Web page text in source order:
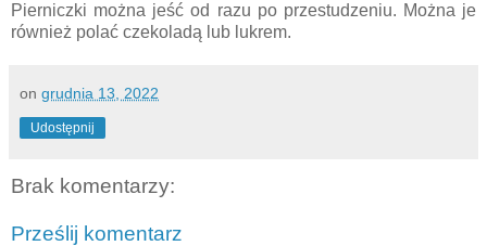
Pierniczki można jeść od razu po przestudzeniu. Można je
również polać czekoladą lub lukrem.
on grudnia 13, 2022
Udostępnij
Brak komentarzy:
Prześlij komentarz